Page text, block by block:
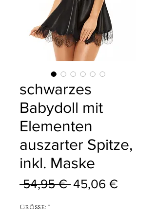
schwarzes
Babydoll mit
Elementen
auszarter Spitze,
inkl. Maske
54,95 € Standardpreis
45,06 €Sale-
Größe: *